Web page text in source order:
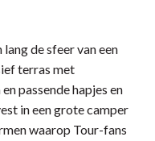
de sfeer van een
terras met
passende hapjes en
in een grote camper
waarop Tour-fans